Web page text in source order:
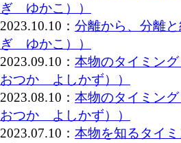
ぎ ゆかこ））
2023.10.10： 分離から、分離
ぎ ゆかこ））
2023.09.10： 本物のタイミン
おつか よしかず））
2023.08.10： 本物のタイミン
おつか よしかず））
2023.07.10： 本物を知るタイ